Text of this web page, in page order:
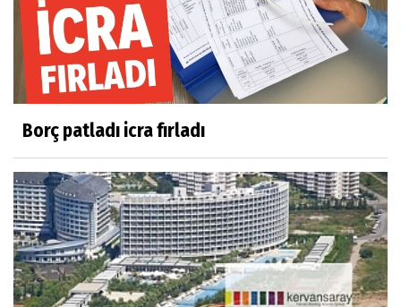
Borç patladı icra fırladı